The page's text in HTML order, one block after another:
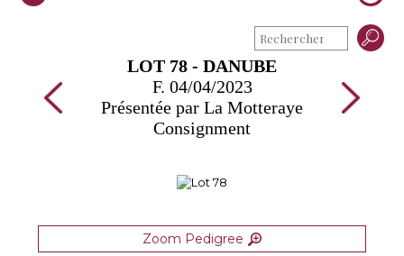
LOT 78 - DANUBE
F. 04/04/2023
Présentée par La Motteraye
Consignment
Zoom Pedigree